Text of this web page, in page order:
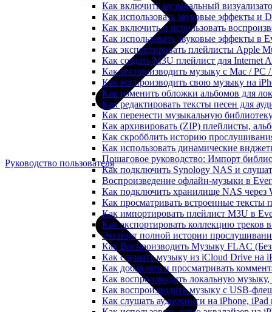
Как включить музыкальный
Как использовать звуковые эффекты и
Как включить и использовать
Как использовать звуковые эффекты в
Как экспортировать плейлисты Apple
Как создать M3U плейлист для Internet
Как воспроизводить музыку с Mac /
Как воспроизводить свою музыку на
Как изменить обложки альбомов для
Как редактировать тексты песен для
Как перенести музыкальную
Как архивировать (ZIP) плейлисты,
Как скробблить историю
Как использовать динамические
Пошаговое руководство: Импорт
Как подключить Synology NAS и
Воспроизведение офлайн-музыки в
Как подключить хранилище NAS через
Как просматривать встроенные
Как импортировать плейлист M3U в
Как экспортировать коллекцию
Экспорт полной истории
Как Воспроизводить Музыку FLAC
Как слушать музыку из iCloud Drive на
Как добавлять и просматривать
Как воспроизводить локальную
Как воспроизводить музыку с USB-
Как слушать аудиокниги на iPhone,
Руководство пользователя